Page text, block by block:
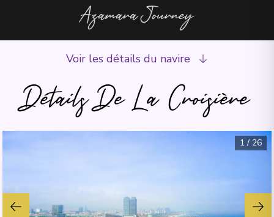
Azamara Journey
Détails De La Croisière
Voir les détails du navire
1 / 26